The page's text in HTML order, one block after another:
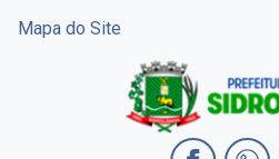
Mapa do Site